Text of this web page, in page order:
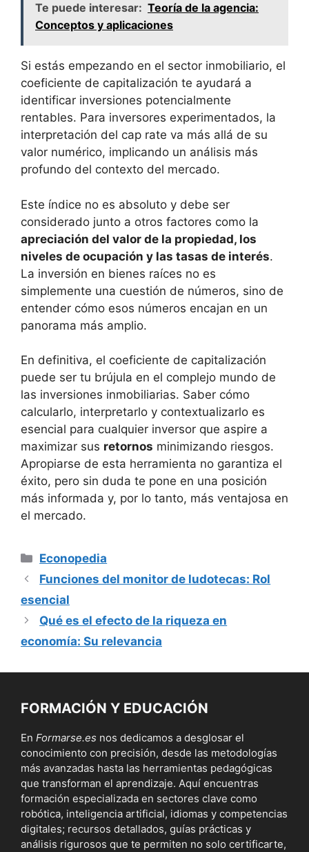
Te puede interesar: Teoría de la agencia:
Conceptos y aplicaciones
Si ‍estás empezando en ‍el sector inmobiliario, el
coeficiente de‍ capitalización te ayudará a
identificar inversiones potencialmente
rentables. Para inversores experimentados, la
interpretación del cap rate‍ va ​más allá de su
valor numérico, implicando un análisis más
profundo del contexto del mercado.
Este índice no‌ es absoluto y debe ser
considerado⁣ junto a otros factores como la
apreciación del valor de ‍la​ propiedad, los
niveles de⁢ ocupación y las tasas de interés.
La inversión en bienes raíces no ​es
simplemente una‍ cuestión de números, sino de
entender cómo esos números encajan en un
panorama más amplio.
En definitiva, el coeficiente⁣ de capitalización
puede ser tu brújula en el complejo‌ mundo de
las⁢ inversiones inmobiliarias.⁢ Saber cómo
calcularlo, interpretarlo y contextualizarlo es
esencial ⁤para cualquier inversor que aspire⁢ a
maximizar sus retornos minimizando riesgos.
Apropiarse‌ de esta herramienta no garantiza el
éxito, pero sin​ duda te pone en una posición
más informada y, por lo tanto, más ventajosa en
el mercado.
Categorías
Econopedia
Funciones del monitor de ludotecas: Rol
esencial
Qué es el efecto de la riqueza en
economía: Su relevancia
FORMACIÓN Y EDUCACIÓN
En Formarse.es nos dedicamos a desglosar el
conocimiento con precisión, desde las metodologías
más avanzadas hasta las herramientas pedagógicas
que transforman el aprendizaje. Aquí encuentras
formación especializada en sectores clave como
robótica, inteligencia artificial, idiomas y competencias
digitales; recursos detallados, guías prácticas y
análisis rigurosos que te permiten no solo certificarte,